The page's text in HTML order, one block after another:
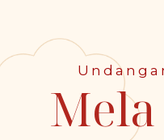
Mela
Perkenalkan